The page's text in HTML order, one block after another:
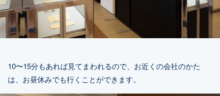
10〜15分もあれば見てまわれるので、お近くの会社のかた
は、お昼休みでも行くことができます。